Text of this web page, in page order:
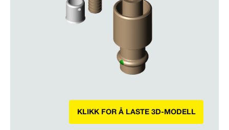
KLIKK FOR Å LASTE 3D-MODELL